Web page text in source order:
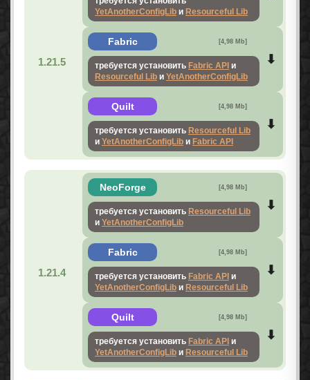
1.21.5
YetAnotherConfigLib и Resourceful Lib
Fabric [4,98 Mb]
требуется установить Fabric API и
Resourceful Lib и YetAnotherConfigLib
Quilt [4,98 Mb]
требуется установить Resourceful Lib
и YetAnotherConfigLib и Fabric API
1.21.4
NeoForge [4,98 Mb]
требуется установить Resourceful Lib
и YetAnotherConfigLib
Fabric [4,98 Mb]
требуется установить Fabric API и
YetAnotherConfigLib и Resourceful Lib
Quilt [4,98 Mb]
требуется установить Fabric API и
YetAnotherConfigLib и Resourceful Lib